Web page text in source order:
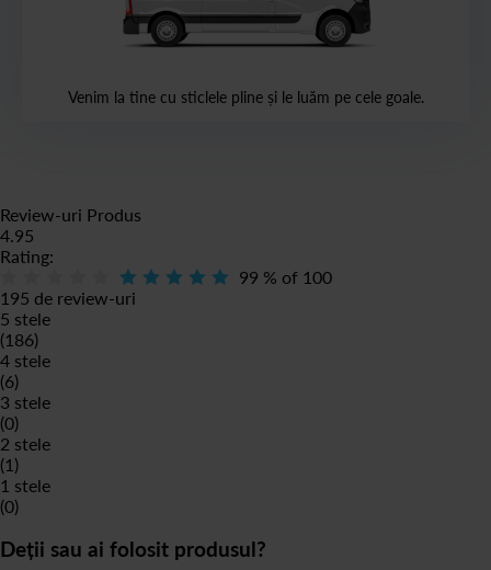
Venim la tine cu sticlele pline și le luăm pe cele goale.
Review-uri Produs
4.95
Rating:
99 % of 100
195 de review-uri
5 stele
(186)
4 stele
(6)
3 stele
(0)
2 stele
(1)
1 stele
(0)
Deții sau ai folosit produsul?